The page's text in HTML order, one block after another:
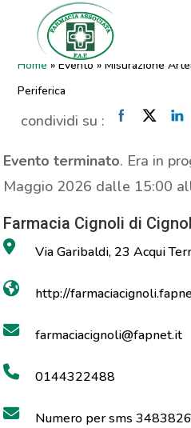
AREA
Misurazione
Obliterante
Home »Evento »Misurazione
Periferica
condividi su :
Evento terminato. Era in
Maggio 2026 dalle 15:00
Farmacia Cignoli di
Via Garibaldi, 23 Acqui
http://
farmaciacignoli@fapnet.it
0144322488
Numero per sms